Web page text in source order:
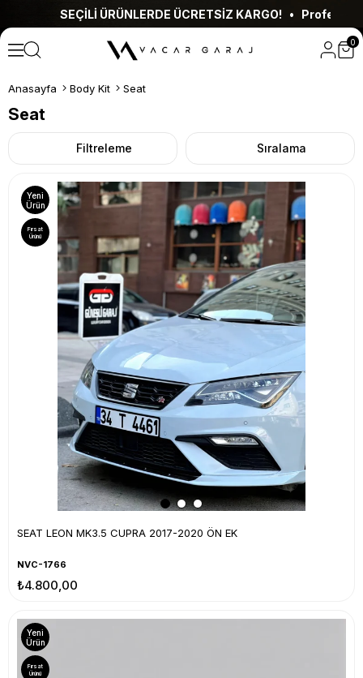
ÜRÜNLERDE ÜCRETSİZ KARGO! • Profesyonel Montaj
0
Anasayfa Body Kit Seat
Seat
Filtreleme Sıralama
SEAT LEON MK3.5 CUPRA 2017-2020 ÖN EK
NVC-1766
₺4.800,00
Yeni
Ürün
Fırsat
Ürünü
Yeni
Ürün
Fırsat
Ürünü